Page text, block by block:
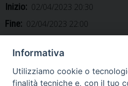
Inizio: 02/04/2023 20:30
Fine: 02/04/2023 22:00
Informativa
Utilizziamo cookie o
finalità tecniche e, con il tuo